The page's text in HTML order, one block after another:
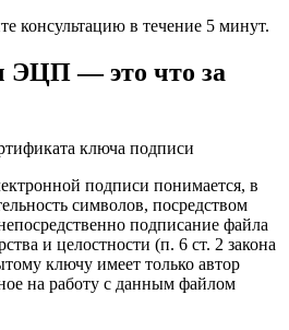
консультацию в течение 5 минут.
ЭЦП — это что за
подписи понимается, в
символов, посредством
подписание файла
и целостности (п. 6 ст. 2 закона
ключу имеет только автор
на работу с данным файлом